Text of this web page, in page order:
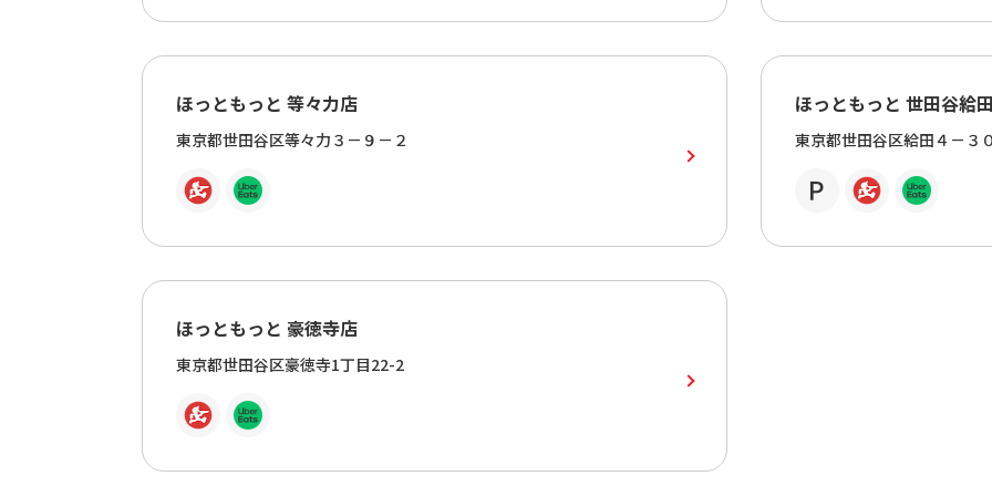
ほっともっと 等々力店
東京都世田谷区等々力３－９－２
ほっともっと 世田谷給
東京都世田谷区給田４－３
ほっともっと 豪徳寺店
東京都世田谷区豪徳寺1丁目22-2